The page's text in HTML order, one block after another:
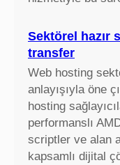
Sektörel hazır
transfer
Web hosting
anlayışıyla öne
hosting
performanslı
scriptler ve alan
kapsamlı dijital